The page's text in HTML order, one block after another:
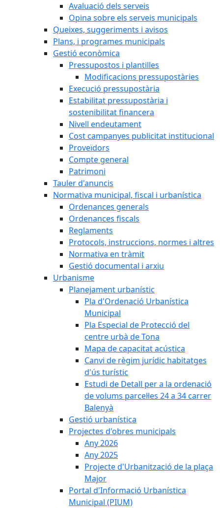
Avaluació dels serveis
Opina sobre els serveis municipals
Queixes, suggeriments i avisos
Plans, i programes municipals
Gestió econòmica
Pressupostos i plantilles
Modificacions pressupostàries
Execució pressupostària
Estabilitat pressupostària i
sostenibilitat financera
Nivell endeutament
Cost campanyes publicitat institucional
Proveïdors
Compte general
Patrimoni
Tauler d'anuncis
Normativa municipal, fiscal i urbanística
Ordenances generals
Ordenances fiscals
Reglaments
Protocols, instruccions, normes i altres
Normativa en tràmit
Gestió documental i arxiu
Urbanisme
Planejament urbanístic
Pla d'Ordenació Urbanística
Municipal
Pla Especial de Protecció del
centre urbà de Tona
Mapa de capacitat acústica
Canvi de règim jurídic habitatges
d'ús turístic
Estudi de Detall per a la ordenació
de volums parcel·les 24 a 34 carrer
Balenyà
Gestió urbanística
Projectes d'obres municipals
Any 2026
Any 2025
Projecte d'Urbanització de la plaça
Major
Portal d'Informació Urbanística
Municipal (PIUM)